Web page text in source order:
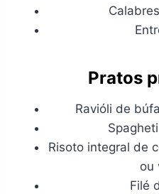
Pratos
Ravióli de
Risoto integral de
ou
Filé